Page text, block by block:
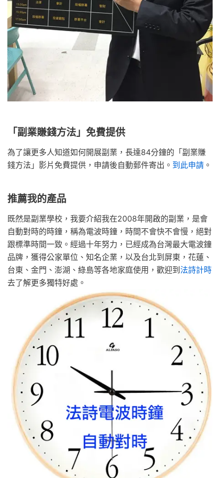
「副業賺錢方法」免費提供
為了讓更多人知道如何開展副業，長達84分鐘的「副業賺
錢方法」影片免費提供，申請後自動郵件寄出。 到此申請 。
推薦我的產品
既然是副業學校，我要介紹我在2008年開啟的副業，是會
自動對時的時鐘，稱為電波時鐘，時間不會快不會慢，絕對
跟標準時間一致。經過十年努力，已經成為台灣最大電波鐘
品牌，獲得公家單位、知名企業，以及台北到屏東，花蓮、
台東、金門、澎湖、綠島等各地家庭使用，歡迎到 法詩計時
去了解更多獨特好處。